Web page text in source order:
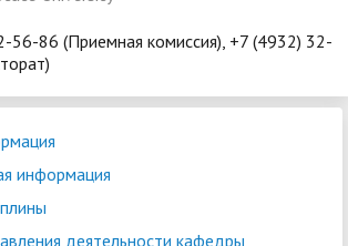
56-86 (Приемная комиссия), +7 (4932) 32-
информация
деятельности кафедры